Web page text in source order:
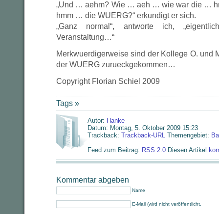
„Und … aehm? Wie … aeh … wie war die …
hmm … die WUERG?“ erkundigt er sich.
„Ganz normal“, antworte ich,
Veranstaltung…“
Merkwuerdigerweise sind der Kollege O. und
der WUERG zurueckgekommen…
Copyright Florian Schiel 2009
Tags »
Autor: Hanke
Datum: Montag, 5. Oktober 2009 15:23
Trackback: Trackback-URL Themengebiet:
Feed zum Beitrag: RSS 2.0 Diesen Artikel
Kommentar abgeben
Name
E-Mail (wird nicht veröffentlicht,